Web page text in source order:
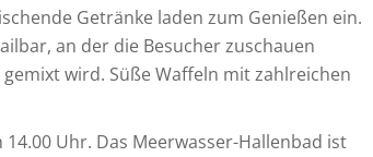
Getränke laden zum Genießen ein.
an der die Besucher zuschauen
wird. Süße Waffeln mit zahlreichen
Uhr. Das Meerwasser-Hallenbad ist